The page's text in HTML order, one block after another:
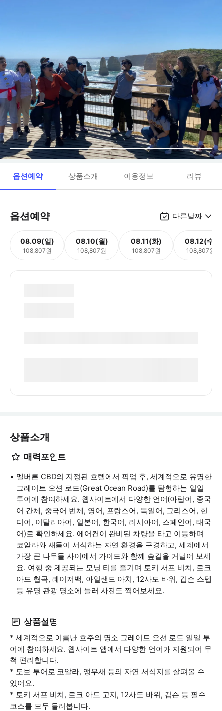
옵션예약 상품소개 이용정보 리뷰
옵션예약 다른날짜
08.09(일)
108,807원
08.10(월)
108,807원
08.11(화)
108,807원
08.12(수)
108,807원
상품소개
매력포인트
멜버른 CBD의 지정된 호텔에서 픽업 후, 세계적으로 유명한
그레이트 오션 로드(Great Ocean Road)를 탐험하는 일일
투어에 참여하세요. 웹사이트에서 다양한 언어(아랍어, 중국
어 간체, 중국어 번체, 영어, 프랑스어, 독일어, 그리스어, 힌
디어, 이탈리아어, 일본어, 한국어, 러시아어, 스페인어, 태국
어)로 확인하세요. 에어컨이 완비된 차량을 타고 이동하며
코알라와 새들이 서식하는 자연 환경을 구경하고, 세계에서
가장 큰 나무들 사이에서 가이드와 함께 숲길을 거닐어 보세
요. 여행 중 제공되는 모닝 티를 즐기며 토키 서프 비치, 로크
아드 협곡, 레이저백, 아일랜드 아치, 12사도 바위, 깁슨 스텝
등 유명 관광 명소에 들러 사진도 찍어보세요.
상품설명
* 세계적으로 이름난 호주의 명소 그레이트 오션 로드 일일 투
어에 참여하세요. 웹사이트 앱에서 다양한 언어가 지원되어 무
척 편리합니다.
* 도보 투어로 코알라, 앵무새 등의 자연 서식지를 살펴볼 수
있어요.
* 토키 서프 비치, 로크 아드 고지, 12사도 바위, 깁슨 등 필수
코스를 모두 둘러봅니다.